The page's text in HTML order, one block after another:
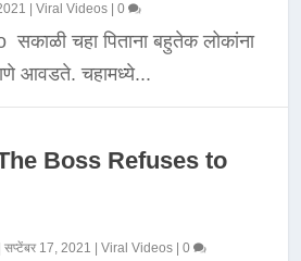
|Viral Videos |0
चहा पिताना बहुतेक लोकांना
आवडते. चहामध्ये...
Boss Refuses to
|सप्टेंबर 17, 2021 |Viral Videos |0